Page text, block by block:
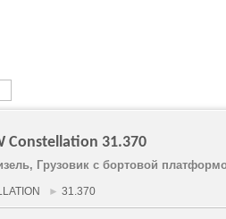
Constellation 31.370
Грузовик c бортовой
► 31.370